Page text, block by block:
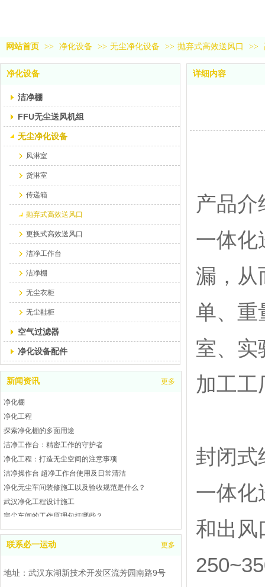
网站首页 >> 净化设备 >> 无尘净化设备 >> 抛弃式高效送风口 >>
净化设备
洁净棚
FFU无尘送风机组
无尘净化设备
风淋室
货淋室
传递箱
抛弃式高效送风口
更换式高效送风口
洁净工作台
洁净棚
无尘衣柜
无尘鞋柜
空气过滤器
净化设备配件
新闻资讯 更多
净化棚
净化工程
探索净化棚的多面用途
洁净工作台：精密工作的守护者
净化工程：打造无尘空间的注意事项
洁净操作台 超净工作台使用及日常清洁
净化无尘车间装修施工以及验收规范是什么？
武汉净化工程设计施工
完尘车间的工作原理包括哪些？
武汉完尘车间是什么？处理工业废气和废水
武汉洁净操作台操作指南
武汉空气净化工程是什么
联系必一运动 更多
地址：武汉东湖新技术开发区流芳园南路9号
详细内容
产品介
一体化
漏，从
单、重
室、实
加工工
封闭式
一体化
和出风